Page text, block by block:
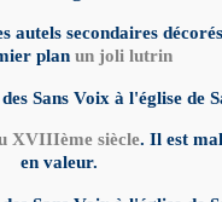
autels secondaires
planun joli lutrin
XVIIIème siècle. Il est
en valeur.